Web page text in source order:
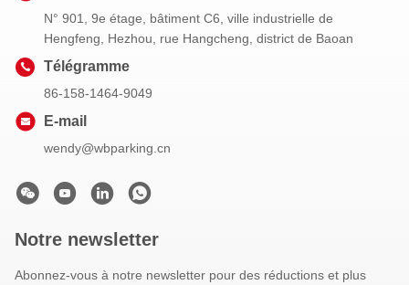
N° 901, 9e étage, bâtiment C6, ville industrielle de
Hengfeng, Hezhou, rue Hangcheng, district de Baoan
Télégramme
86-158-1464-9049
E-mail
wendy@wbparking.cn
Notre newsletter
Abonnez-vous à notre newsletter pour des réductions et plus